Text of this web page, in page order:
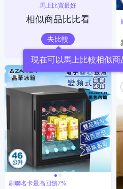
馬上比買最好
相似商品比比看
去比較
現在可以馬上比較相似商
刷聯名卡最高回饋7%